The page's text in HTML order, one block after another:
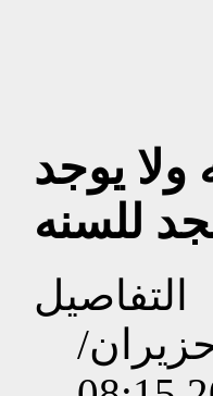
ولا يوجد
التفاصيل
بتاريخ الإثنين, 16 حزيران/